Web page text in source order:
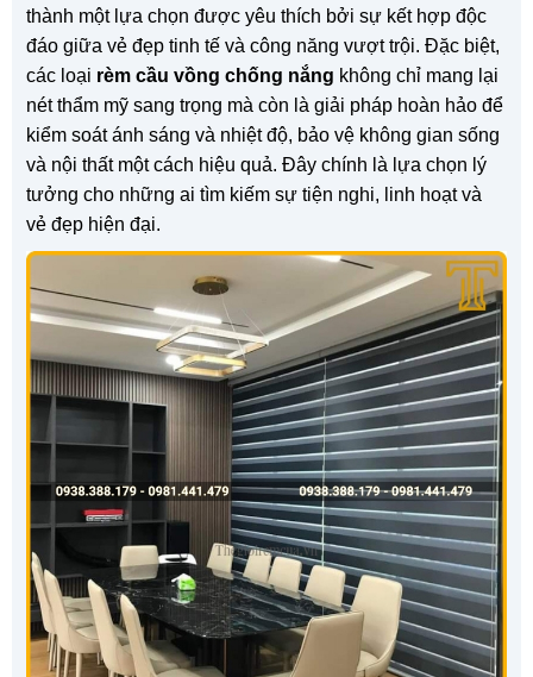
thành một lựa chọn được yêu thích bởi sự kết hợp độc
đáo giữa vẻ đẹp tinh tế và công năng vượt trội. Đặc biệt,
các loại rèm cầu vồng chống nắng không chỉ mang lại
nét thẩm mỹ sang trọng mà còn là giải pháp hoàn hảo để
kiểm soát ánh sáng và nhiệt độ, bảo vệ không gian sống
và nội thất một cách hiệu quả. Đây chính là lựa chọn lý
tưởng cho những ai tìm kiếm sự tiện nghi, linh hoạt và
vẻ đẹp hiện đại.